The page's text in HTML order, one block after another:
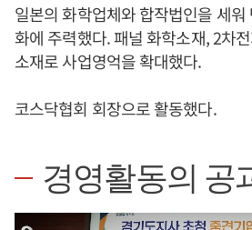
일본의 화학업체와 합작법인을 세
화에 주력했다. 패널 화학소재, 2차
소재로 사업영억을 확대했다.
코스닥협회 회장으로 활동했다.
경영활동의 공